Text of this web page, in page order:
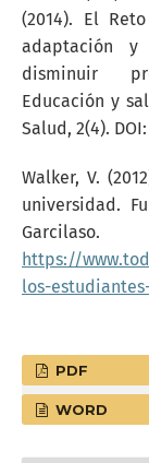
(2014). El
adaptación y
disminuir
Educación y
Salud, 2(4). DOI:
Walker, V.
universidad.
https://
los-
PDF
WORD